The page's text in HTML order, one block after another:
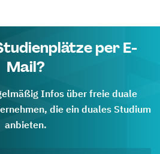
per E-
Mail?
Infos über freie duale
die ein duales Studium
anbieten.